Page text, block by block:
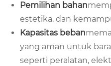
Pemilihan bahan
estetika, dan
Kapasitas beban
yang aman untuk
seperti peralatan,